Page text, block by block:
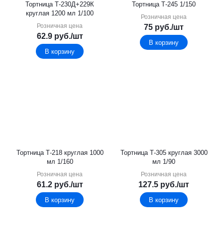
Тортница Т-230Д+229К
круглая 1200 мл 1/100
Розничная цена
62.9руб./шт
В корзину
Тортница Т-245 1/150
Розничная цена
75 руб./шт
В корзину
Тортница Т-218 круглая 1000
мл 1/160
Розничная цена
61.2руб./шт
В корзину
Тортница Т-305 круглая 3000
мл 1/90
Розничная цена
127.5 руб./шт
В корзину